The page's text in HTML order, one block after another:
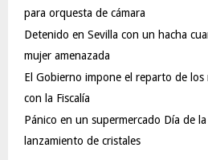
para orquesta de cámara
Detenido en Sevilla con un hacha
mujer amenazada
El Gobierno impone el reparto de los
con la Fiscalía
Pánico en un supermercado Día de
lanzamiento de cristales